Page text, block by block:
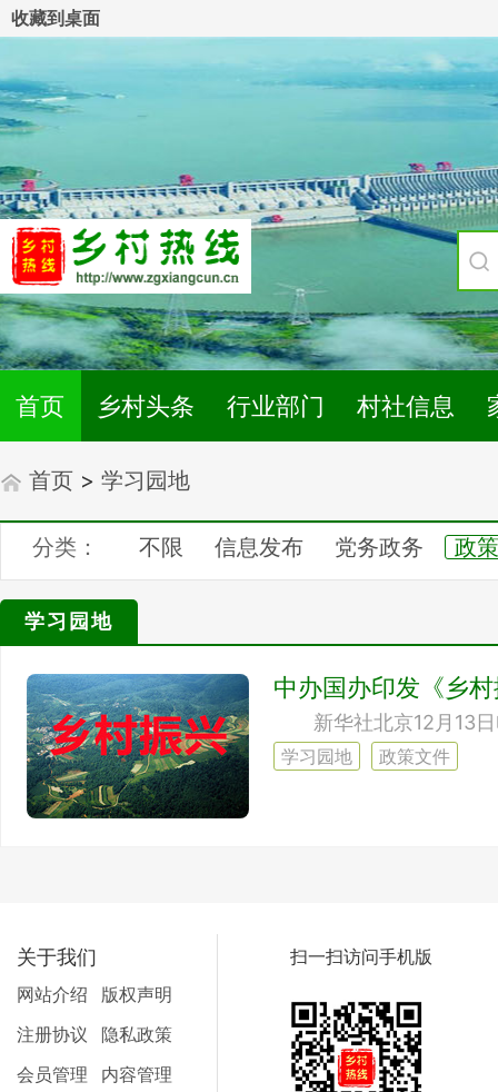
收藏到桌面
首页 乡村头条 行业部门 村社信息
首页 > 学习园地
分类： 不限 信息发布 党务政务
政
学生专区
网友专区 汇展中心
学习园地
中办国办印发《乡
学习园地 政策文件
关于我们
网站介绍
版权声明
注册协议
隐私政策
会员管理
内容管理
扫一扫访问手机版